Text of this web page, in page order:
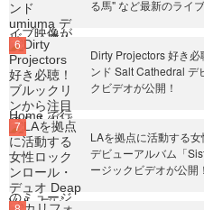
る馬" など最新のライ
Dirty Projectors 好き
ンド Salt Cathedral デ
クビデオが公開！
LAを拠点に活動する
デビューアルバム「
ージックビデオが公開！